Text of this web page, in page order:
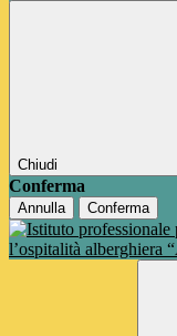
Chiudi
Conferma
Annulla Conferma